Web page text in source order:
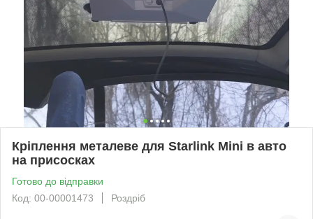
Кріплення металеве для Starlink Mini в авто
на присосках
Готово до відправки
Код: 00-00001473
Роздріб